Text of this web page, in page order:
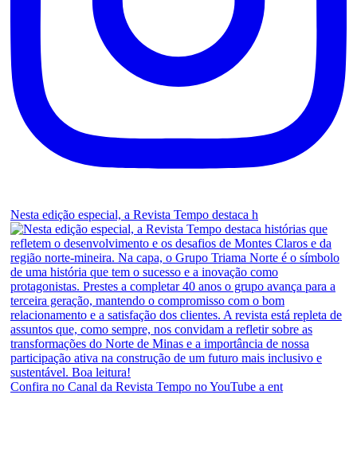
Nesta edição especial, a Revista Tempo destaca h
Confira no Canal da Revista Tempo no YouTube a ent